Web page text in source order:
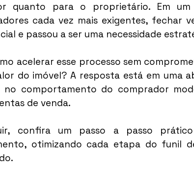
quanto para o proprietário. Em
cada vez mais exigentes, fechar
e passou a ser uma necessidade
acelerar esse processo sem
do imóvel? A resposta está em uma
no comportamento do comprador
de venda.
confira um passo a passo
otimizando cada etapa do funil